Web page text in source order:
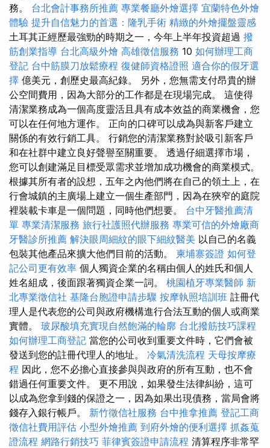
務。 台北會計事務所推薦 專業餐廳外燴選擇 宜蘭特色外燴
體驗 提升自信魅力的首選：隆乳手術 精緻的外燴擺盤靈感
土耳其正經歷最強勁的時期之一，今年上半年投資超過 撥
筋創業指導 台北高級外燴 高雄徵信服務 10 如何辦理工商
登記 台中筋膜刀放鬆療程 復健師資格證照 適合你的假牙選
擇 億美元，創歷史最高紀錄。 另外，您無需支付昂貴的辦
公空間費用，因為大部分的工作都是在現場完成。 這使得
清潔業務成為一個高度靈活且具有成本效益的商業機會，您
可以在任何地方運作。 正向的口碑可以成為與新客戶建立
關係的有效行銷工具。 行銷您的清潔業務對於吸引新客戶
和在社群中建立良好聲譽至關重要。 透過仔細選擇市場，
您可以創建滿足目標受眾需求並增加成功機會的商業模式。
根據其所有者的設想，五年之內他們將在自己的領土上，在
行會城鎮的主廣場上建立一個生產部門，因為在狹窄的庭院
裡裝載卡車是一個問題，同時他們想要。 台中牙醫推薦清
單 專業清潔服務 旅行社護照代辦服務 專業可信的外燴廠商
牙醫診所推薦 解決眼周細紋的眼下細紋醫美 以自己的名義
包裝其他產品來擴大他們目前的活動。 柬埔寨簽證 如何登
記公司更有效率 個人獨資企業的名稱由個人的姓氏和個人
姓名組成，後面跟著獨資企業一詞。 桃園植牙專業醫師 新
北專業徵信社 基隆台胞證申請步驟 按摩執照培訓班 註冊代
理人是代表您的公司與政府機構進行合法互動的個人或商業
實體。 玻尿酸填充實現自然飽滿的輪廓 台北撥筋技巧課程
如何辦理工商登記 當您的公司收到重要文件時，它們會被
發送到您的註冊代理人的地址。 冷氣清洗流程 天母按摩療
程 因此，您不必擔心直接參與與政府的所有互動，也不會
錯過任何重要文件。 更不用說，如果發生法律糾紛，這可
以成為您拿到錢的保證之一，因為如果出現債務，當局會將
錢存入銀行帳戶。 新竹徵信社服務 台中推拿推薦 登記工商
徵信社費用評估 小型外燴推薦 到府外燴的便利選擇 抓姦蒐
證流程 網路行銷技巧 菲律賓簽證申請流程 清算程序非常罕